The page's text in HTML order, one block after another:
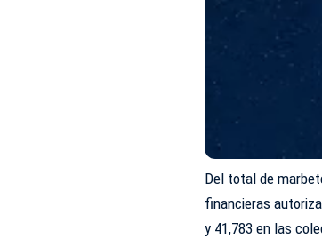
Del total de
financieras
y 41,783 en las